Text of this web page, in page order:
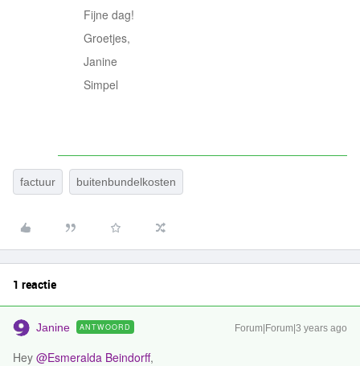
Fijne dag!
Groetjes,
Janine
Simpel
factuur buitenbundelkosten
1 reactie
Janine ANTWOORD Forum|Forum|3 years ago
Hey @Esmeralda Beindorff,